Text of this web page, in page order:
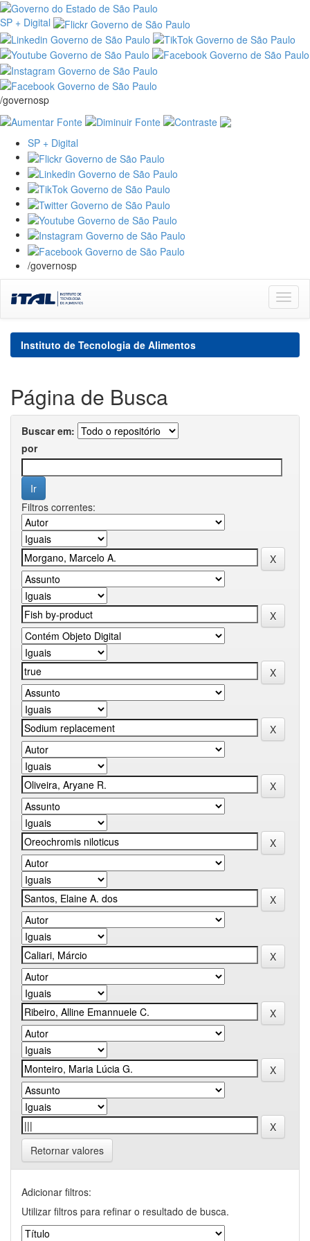
SP + Digital
/governosp
SP + Digital
/governosp
navigation
Instituto de Tecnologia de Alimentos
Página de Busca
Buscar em:
por
Filtros correntes:
Retornar valores
Adicionar filtros:
Utilizar filtros para refinar o resultado de busca.